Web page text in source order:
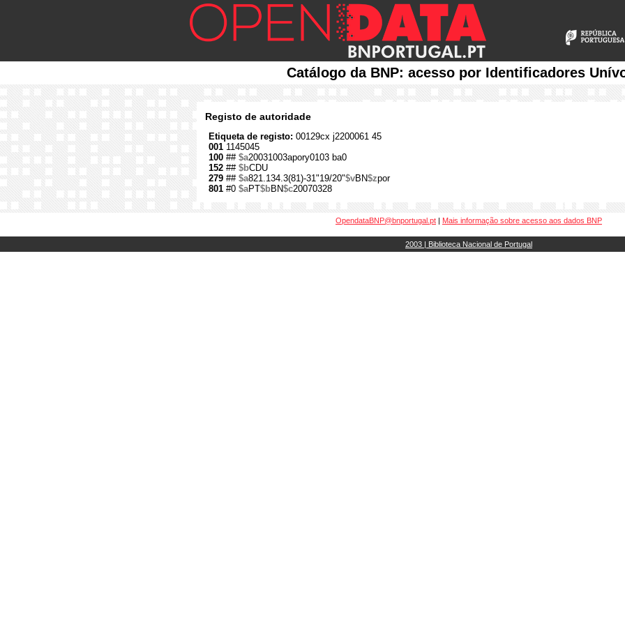
Catálogo da BNP: acesso por Identificadores
Registo de autoridade
Etiqueta de registo: 00129cx j2200061 45
001 1145045
100 ## $a20031003apory0103 ba0
152 ## $bCDU
279 ## $a821.134.3(81)-31"19/20"$vBN$zpor
801 #0 $aPT$bBN$c20070328
OpendataBNP@bnportugal.pt | Mais informação sobre acesso aos dados BNP
2003 | Biblioteca Nacional de Portugal